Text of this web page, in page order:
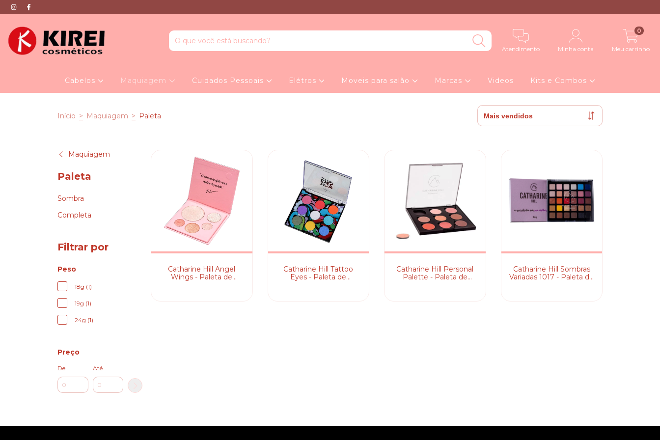
Atendimento Minha conta Meu carrinho
0
Cabelos Maquiagem Cuidados Pessoais Elétros Moveis para salão Marcas Videos Kits e Combos
Início > Maquiagem > Paleta
Maquiagem
Paleta
Sombra
Completa
Filtrar por
Peso
18g (1)
19g (1)
24g (1)
Preço
De Até
Catharine Hill Angel
Wings - Paleta de
Catharine Hill Tattoo
Eyes - Paleta de
Catharine Hill Personal
Palette - Paleta de
Catharine Hill Sombras
Variadas 1017 - Paleta de